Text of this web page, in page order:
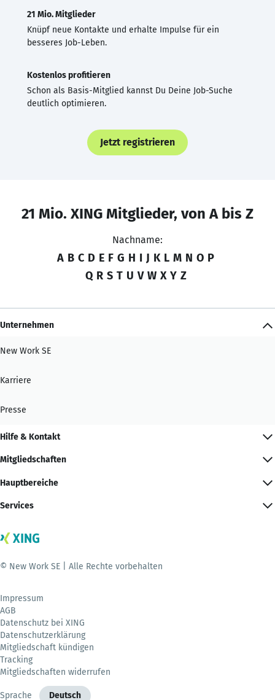
21 Mio. Mitglieder
Knüpf neue Kontakte und erhalte Impulse für ein
besseres Job-Leben.
Kostenlos profitieren
Schon als Basis-Mitglied kannst Du Deine Job-Suche
deutlich optimieren.
Jetzt registrieren
21 Mio. XING Mitglieder, von A bis Z
Nachname:
A B C D E F G H I J K L M N O P
Q R S T U V W X Y Z
Unternehmen
New Work SE
Karriere
Presse
Hilfe & Kontakt
Mitgliedschaften
Hauptbereiche
Services
© New Work SE | Alle Rechte vorbehalten
Impressum
AGB
Datenschutz bei XING
Datenschutzerklärung
Mitgliedschaft kündigen
Tracking
Mitgliedschaften widerrufen
Sprache Deutsch